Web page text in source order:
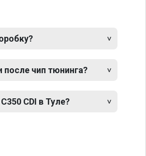
чип тюнинга?
CDI в Туле?